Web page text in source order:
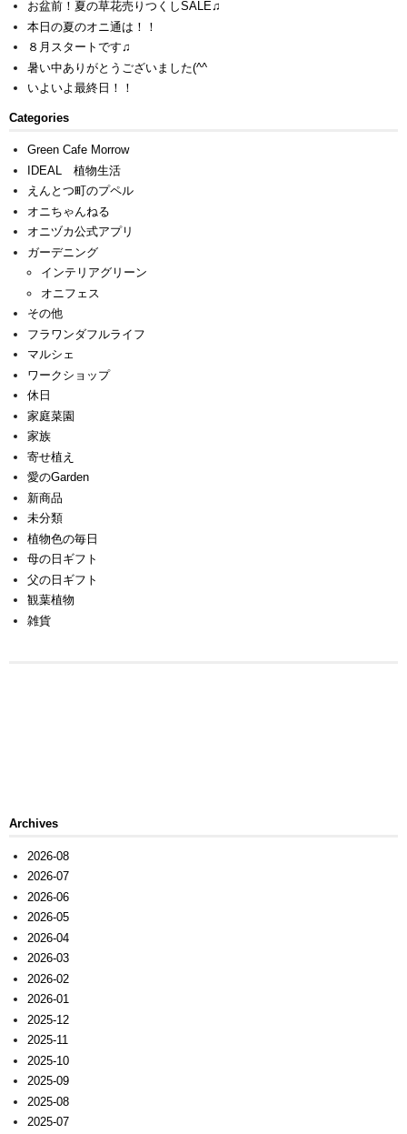
お盆前！夏の草花売りつくしSALE♫
本日の夏のオニ通は！！
８月スタートです♫
暑い中ありがとうございました(^^ゞ
いよいよ最終日！！
Categories
Green Cafe Morrow
IDEAL 植物生活
えんとつ町のプペル
オニちゃんねる
オニヅカ公式アプリ
ガーデニング
インテリアグリーン
オニフェス
その他
フラワンダフルライフ
マルシェ
ワークショップ
休日
家庭菜園
家族
寄せ植え
愛のGarden
新商品
未分類
植物色の毎日
母の日ギフト
父の日ギフト
観葉植物
雑貨
Archives
2026-08
2026-07
2026-06
2026-05
2026-04
2026-03
2026-02
2026-01
2025-12
2025-11
2025-10
2025-09
2025-08
2025-07